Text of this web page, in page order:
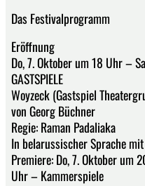
Das Festivalprogramm
Eröffnung
Do, 7. Oktober um 18 Uhr –
GASTSPIELE
Woyzeck (Gastspiel
von Georg Büchner
Regie: Raman Padaliaka
In belarussischer Sprache
Premiere: Do, 7. Oktober um
Uhr – Kammerspiele